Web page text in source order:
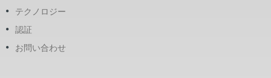
テクノロジー
認証
お問い合わせ